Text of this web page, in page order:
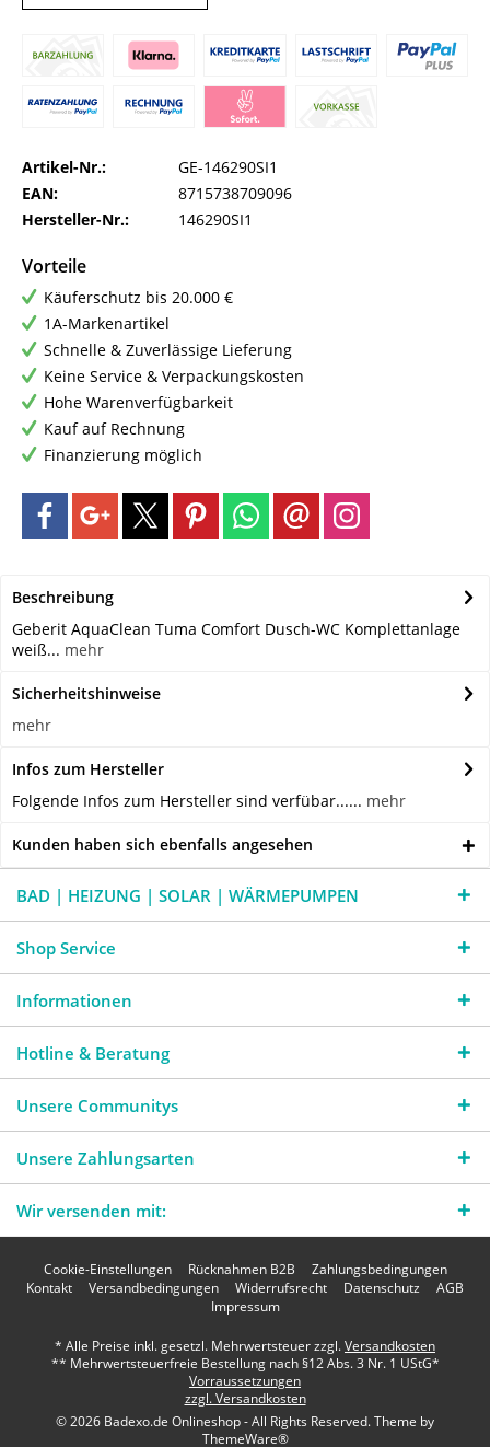
Artikel-Nr.:
GE-146290SI1
EAN:
8715738709096
Hersteller-Nr.:
146290SI1
Vorteile
Käuferschutz bis 20.000 €
1A-Markenartikel
Schnelle & Zuverlässige Lieferung
Keine Service & Verpackungskosten
Hohe Warenverfügbarkeit
Kauf auf Rechnung
Finanzierung möglich
Beschreibung
Geberit AquaClean Tuma Comfort Dusch-WC Komplettanlage
weiß... mehr
Sicherheitshinweise
mehr
Infos zum Hersteller
Folgende Infos zum Hersteller sind verfübar...... mehr
Kunden haben sich ebenfalls angesehen
BAD | HEIZUNG | SOLAR | WÄRMEPUMPEN
Shop Service
Informationen
Hotline & Beratung
Unsere Communitys
Unsere Zahlungsarten
Wir versenden mit:
Cookie-Einstellungen Rücknahmen B2B
Zahlungsbedingungen
Kontakt
Versandbedingungen Widerrufsrecht Datenschutz
AGB
Impressum
* Alle Preise inkl. gesetzl. Mehrwertsteuer zzgl.Versandkosten
** Mehrwertsteuerfreie Bestellung nach §12 Abs. 3 Nr. 1 UStG*
Vorraussetzungen
zzgl. Versandkosten
© 2026 Badexo.de Onlineshop - All Rights Reserved. Theme by
ThemeWare®